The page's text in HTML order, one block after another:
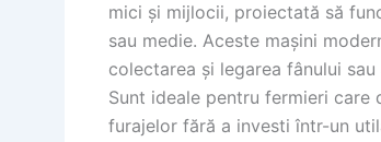
mici și mijlocii, proiectată să
sau medie. Aceste mașini
colectarea și legarea fânului
Sunt ideale pentru fermieri care
furajelor fără a investi într-un